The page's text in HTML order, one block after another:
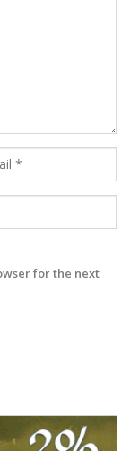
for the next